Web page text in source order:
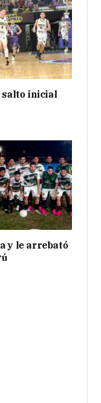
salto inicial
y le arrebató